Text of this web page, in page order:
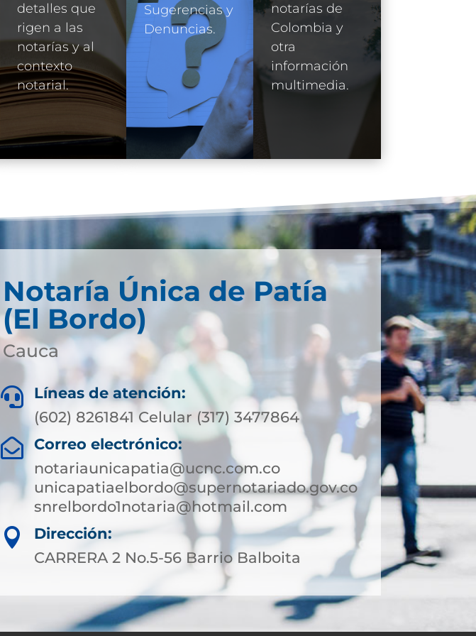
detalles que
rigen a las
notarías y al
contexto
notarial.
Sugerencias y
Denuncias.
notarías de
Colombia y
otra
información
multimedia.
Notaría Única de Patía
(El Bordo)
Cauca

Líneas de atención:
(602) 8261841 Celular (317) 3477864

Correo electrónico:
notariaunicapatia@ucnc.com.co
unicapatiaelbordo@supernotariado.gov.co
snrelbordo1notaria@hotmail.com

Dirección:
CARRERA 2 No.5-56 Barrio Balboita